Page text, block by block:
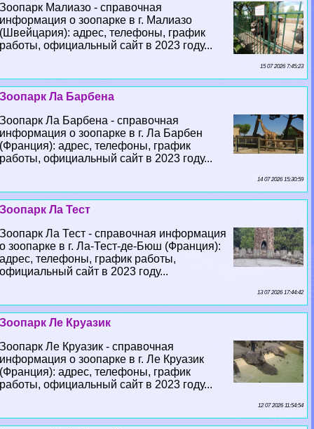
Зоопарк Малиазо - справочная
информация о зоопарке в г. Малиазо
(Швейцария): адрес, телефоны, график
работы, официальный сайт в 2023 году...
15 07 2026 7:45:23
Зоопарк Ла Барбена
Зоопарк Ла Барбена - справочная
информация о зоопарке в г. Ла Барбен
(Франция): адрес, телефоны, график
работы, официальный сайт в 2023 году...
14 07 2026 15:30:59
Зоопарк Ла Тест
Зоопарк Ла Тест - справочная информация
о зоопарке в г. Ла-Тест-де-Бюш (Франция):
адрес, телефоны, график работы,
официальный сайт в 2023 году...
13 07 2026 17:44:42
Зоопарк Ле Круазик
Зоопарк Ле Круазик - справочная
информация о зоопарке в г. Ле Круазик
(Франция): адрес, телефоны, график
работы, официальный сайт в 2023 году...
12 07 2026 11:54:54